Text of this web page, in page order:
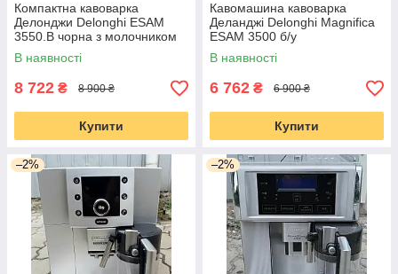
Компактна кавоварка
Делонджи Delonghi ESAM
3550.B чорна з молочником
капучинатор
В наявності
8 722 ₴ 8 900 ₴
Купити
Кавомашина кавоварка
Деланджі Delonghi Magnifica
ESAM 3500 б/у
В наявності
6 762 ₴ 6 900 ₴
Купити
–2% –2%